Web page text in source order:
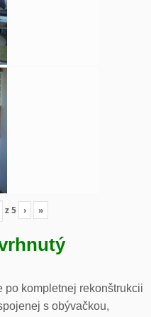
z5 › »
po kompletnej rekonštrukcii
s obývačkou,